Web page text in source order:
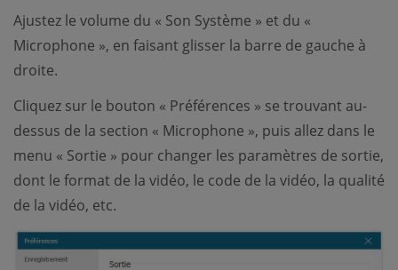
Ajustez le volume du « Son Système » et du «
Microphone », en faisant glisser la barre de gauche à
droite.
Cliquez sur le bouton « Préférences » se trouvant au-
dessus de la section « Microphone », puis allez dans le
menu « Sortie » pour changer les paramètres de sortie,
dont le format de la vidéo, le code de la vidéo, la qualité
de la vidéo, etc.